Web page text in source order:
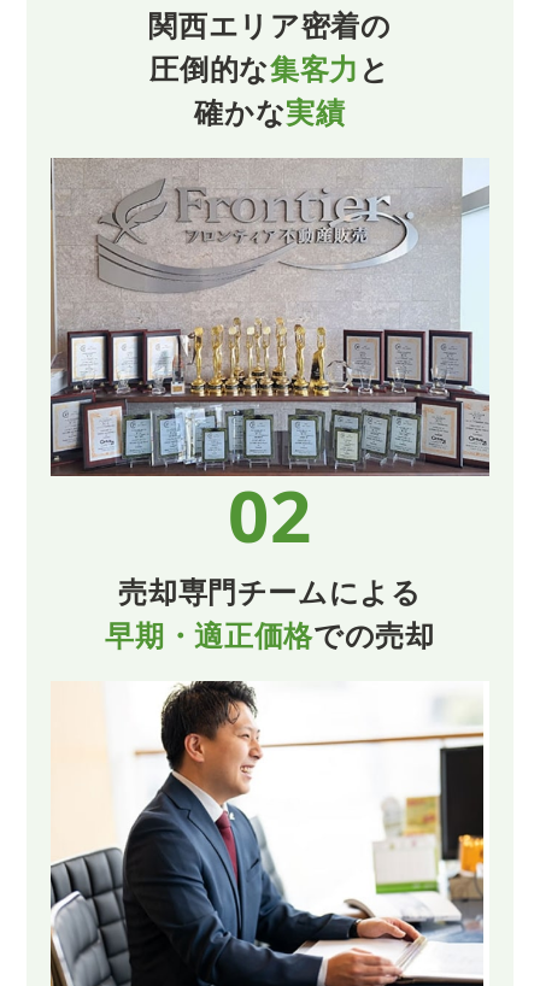
関西エリア密着の
圧倒的な集客力 と
確かな実績
02
売却専門チームによる
早期・適正価格での売却